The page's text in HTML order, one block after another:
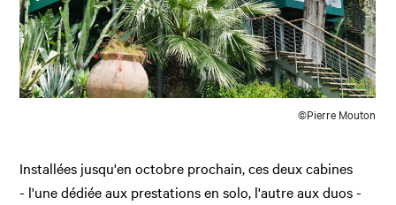
©Pierre Mouton
Installées jusqu'en octobre prochain, ces deux cabines
- l'une dédiée aux prestations en solo, l'autre aux duos -